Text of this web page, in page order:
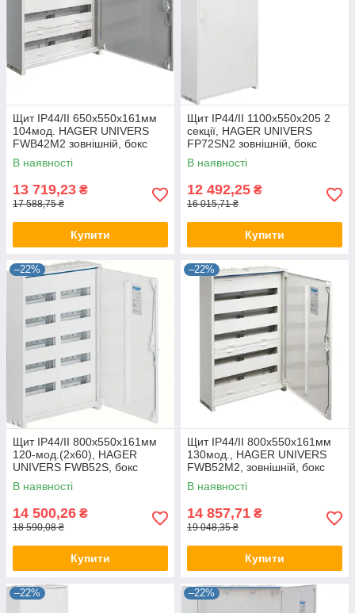
Щит IP44/II 650x550x161мм
104мод. HAGER UNIVERS
FWB42M2 зовнішній, бокс
Хагер настінний, шафа
метал (rozetka)
В наявності
13 719,23 ₴
17 588,75 ₴
Купити
Щит IP44/II 1100x550x205 2
секції, HAGER UNIVERS
FP72SN2 зовнішній, бокс
Хагер настінний, шафа
метал (rozetka)
В наявності
12 492,25 ₴
16 015,71 ₴
Купити
–22%
Щит IP44/II 800x550x161мм
120-мод.(2x60), HAGER
UNIVERS FWB52S, бокс
Хагер настінний, шафа
метал (rozetka)
В наявності
14 500,26 ₴
18 590,08 ₴
Купити
–22%
Щит IP44/II 800x550x161мм
130мод., HAGER UNIVERS
FWB52M2, зовнішній, бокс
Хагер настінний, шафа
метал rozetka
В наявності
14 857,71 ₴
19 048,35 ₴
Купити
–22% –22%